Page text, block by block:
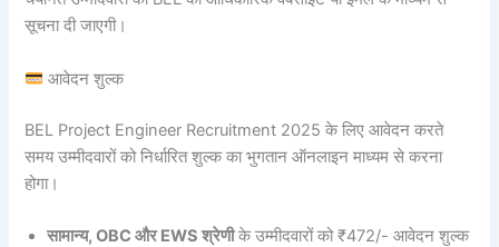
सूचना दी जाएगी।
आवेदन शुल्क
BEL Project Engineer Recruitment 2025 के लिए आवेदन करते
समय उम्मीदवारों को निर्धारित शुल्क का भुगतान ऑनलाइन माध्यम से करना
होगा।
सामान्य, OBC और EWS श्रेणीके उम्मीदवारों को ₹472/- आवेदन शुल्क